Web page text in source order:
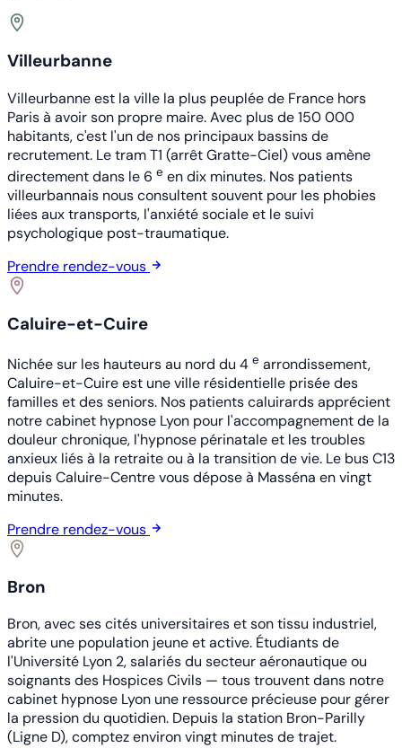
Villeurbanne
Villeurbanne est la ville la plus peuplée de France hors
Paris à avoir son propre maire. Avec plus de 150 000
habitants, c'est l'un de nos principaux bassins de
recrutement. Le tram T1 (arrêt Gratte-Ciel) vous amène
directement dans le 6 e en dix minutes. Nos patients
villeurbannais nous consultent souvent pour les phobies
liées aux transports, l'anxiété sociale et le suivi
psychologique post-traumatique.
Prendre rendez-vous
Caluire-et-Cuire
Nichée sur les hauteurs au nord du 4 e arrondissement,
Caluire-et-Cuire est une ville résidentielle prisée des
familles et des seniors. Nos patients caluirards apprécient
notre cabinet hypnose Lyon pour l'accompagnement de la
douleur chronique, l'hypnose périnatale et les troubles
anxieux liés à la retraite ou à la transition de vie. Le bus C13
depuis Caluire-Centre vous dépose à Masséna en vingt
minutes.
Prendre rendez-vous
Bron
Bron, avec ses cités universitaires et son tissu industriel,
abrite une population jeune et active. Étudiants de
l'Université Lyon 2, salariés du secteur aéronautique ou
soignants des Hospices Civils — tous trouvent dans notre
cabinet hypnose Lyon une ressource précieuse pour gérer
la pression du quotidien. Depuis la station Bron-Parilly
(Ligne D), comptez environ vingt minutes de trajet.